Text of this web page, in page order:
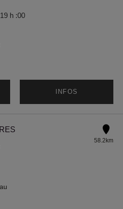
h :00
INFOS
58.2km